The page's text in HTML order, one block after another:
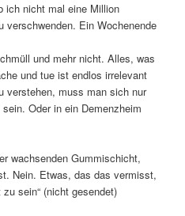
ich nicht mal eine Million
Ein Wochenende
und mehr nicht. Alles, was
und tue ist endlos irrelevant
verstehen, muss man sich nur
Oder in ein Demenzheim
wachsenden Gummischicht,
Nein. Etwas, das das vermisst,
sein“ (nicht gesendet)